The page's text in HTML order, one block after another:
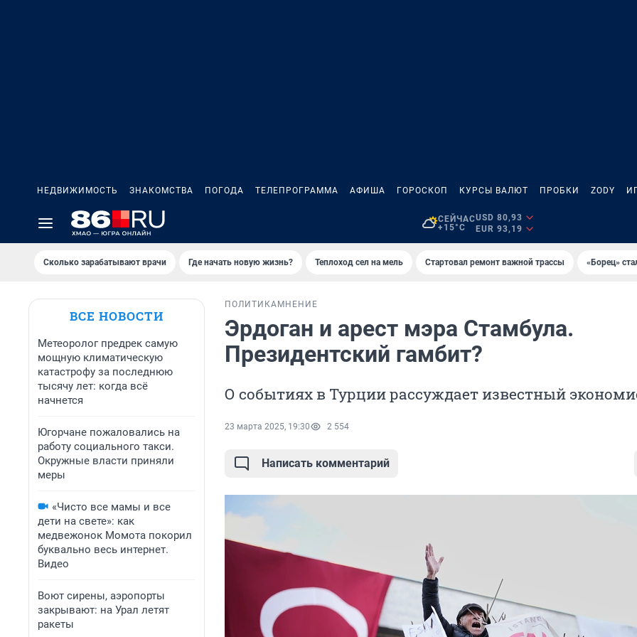
НЕДВИЖИМОСТЬ ЗНАКОМСТВА ПОГОДА ТЕЛЕПРОГРАММА АФИША ГОРОСКОП КУРСЫ ВАЛЮТ ПРОБКИ ZODY
СЕЙЧАС
+15°C
USD 80,93
EUR 93,19
Сколько зарабатывают врачи Где начать новую жизнь? Теплоход сел на мель Стартовал ремонт важной трассы «Борец»
ВСЕ НОВОСТИ
Метеоролог предрек самую
мощную климатическую
катастрофу за последнюю
тысячу лет: когда всё
начнется
Югорчане пожаловались на
работу социального такси.
Окружные власти приняли
меры
«Чисто все мамы и все
дети на свете»: как
медвежонок Момота покорил
буквально весь интернет.
Видео
Воют сирены, аэропорты
закрывают: на Урал летят
ракеты
ПОЛИТИКА МНЕНИЕ
Эрдоган и арест мэра Стамбула.
Президентский гамбит?
О событиях в Турции рассуждает известный
23 марта 2025, 19:30 2 554
Написать комментарий